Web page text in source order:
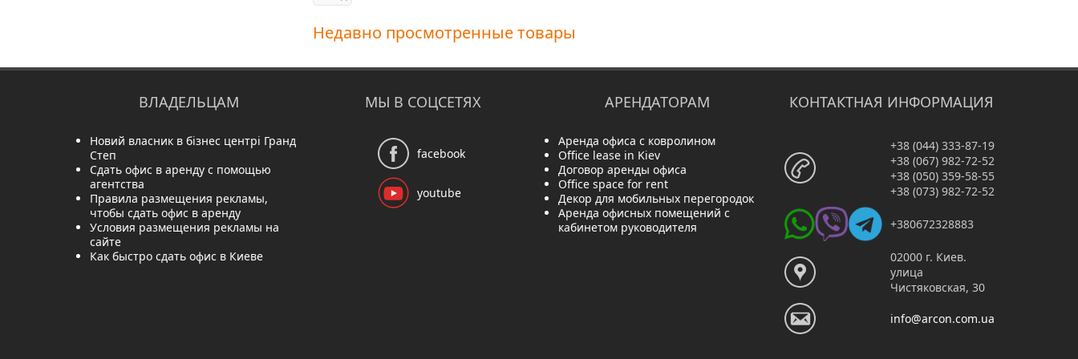
Недавно просмотренные товары
ВЛАДЕЛЬЦАМ
Новий власник в бізнес центрі Гранд
Степ
Сдать офис в аренду с помощью
агентства
Правила размещения рекламы,
чтобы сдать офис в аренду
Условия размещения рекламы на
сайте
Как быстро сдать офис в Киеве
МЫ В СОЦСЕТЯХ
facebook
youtube
АРЕНДАТОРАМ
Аренда офиса с ковролином
Office lease in Kiev
Договор аренды офиса
Office space for rent
Декор для мобильных перегородок
Аренда офисных помещений с
кабинетом руководителя
КОНТАКТНАЯ ИНФОРМАЦИЯ
+38 (044) 333-87-19
+38 (067) 982-72-52
+38 (050) 359-58-55
+38 (073) 982-72-52
+380672328883
02000 г. Киев.
улица
Чистяковская, 30
info@arcon.com.ua